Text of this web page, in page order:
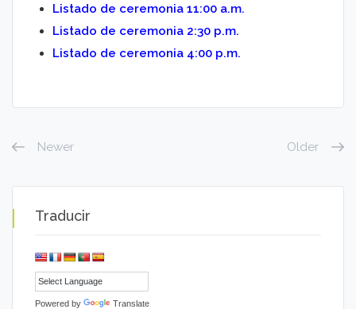
Listado de ceremonia 11:00 a.m.
Listado de ceremonia 2:30 p.m.
Listado de ceremonia 4:00 p.m.
Newer Older
Traducir
Powered by Translate